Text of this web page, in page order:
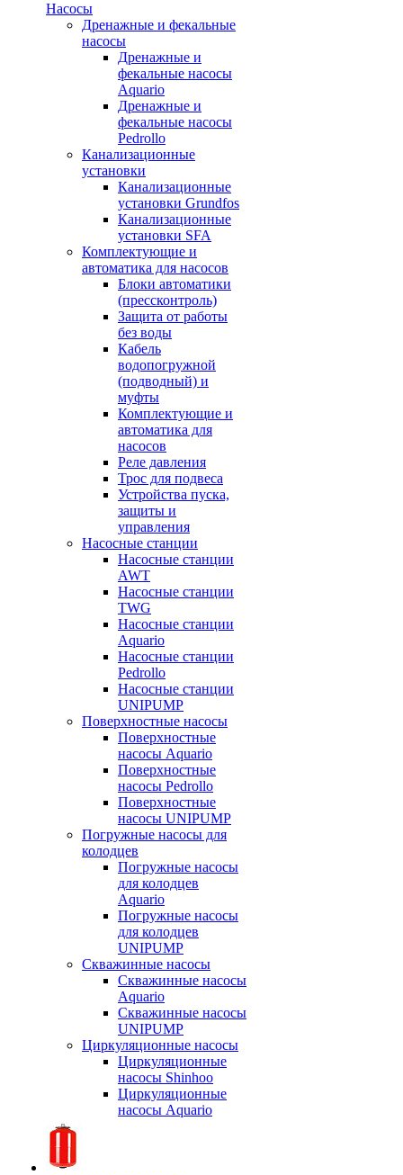
Насосы
Дренажные и фекальные
насосы
Дренажные и
фекальные насосы
Aquario
Дренажные и
фекальные насосы
Pedrollo
Канализационные
установки
Канализационные
установки Grundfos
Канализационные
установки SFA
Комплектующие и
автоматика для насосов
Блоки автоматики
(прессконтроль)
Защита от работы
без воды
Кабель
водопогружной
(подводный) и
муфты
Комплектующие и
автоматика для
насосов
Реле давления
Трос для подвеса
Устройства пуска,
защиты и
управления
Насосные станции
Насосные станции
AWT
Насосные станции
TWG
Насосные станции
Aquario
Насосные станции
Pedrollo
Насосные станции
UNIPUMP
Поверхностные насосы
Поверхностные
насосы Aquario
Поверхностные
насосы Pedrollo
Поверхностные
насосы UNIPUMP
Погружные насосы для
колодцев
Погружные насосы
для колодцев
Aquario
Погружные насосы
для колодцев
UNIPUMP
Скважинные насосы
Скважинные насосы
Aquario
Скважинные насосы
UNIPUMP
Циркуляционные насосы
Циркуляционные
насосы Shinhoo
Циркуляционные
насосы Aquario